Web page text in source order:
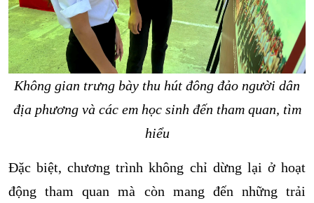
Không gian trưng bày thu hút đông đảo người dân
địa phương và các em học sinh đến tham quan, tìm
hiểu
Đặc biệt, chương trình không chỉ dừng lại ở hoạt
động tham quan mà còn mang đến những trải